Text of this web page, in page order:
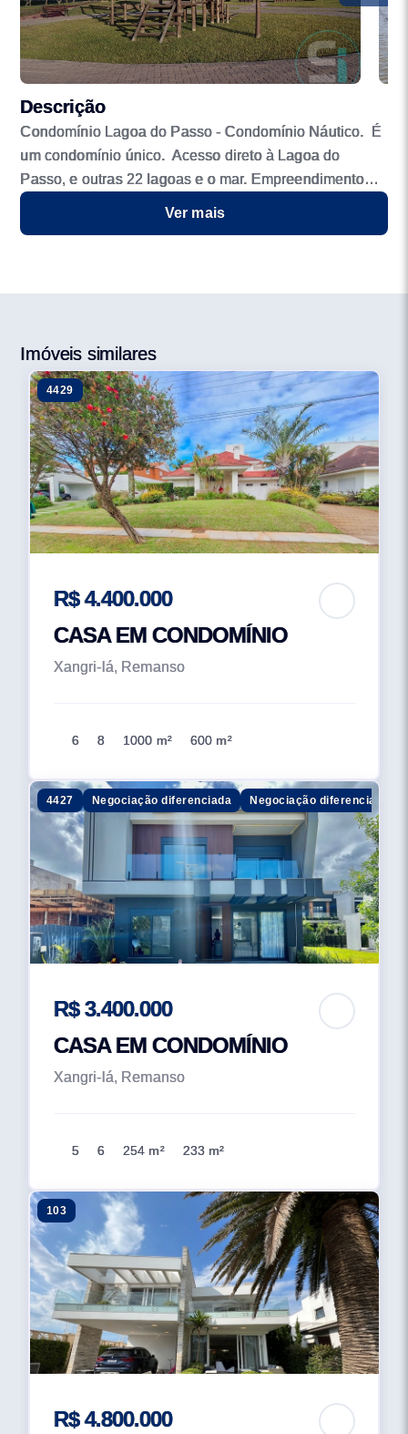
Descrição
Condomínio Lagoa do Passo - Condomínio Náutico. É
um condomínio único. Acesso direto à Lagoa do
Passo, e outras 22 lagoas e o mar. Empreendimento
ideal para a prática de esportes náuticos. Completa
infraestrutura de lazer e náutica que trazem bem-estar,
mais de 46 hectares, possui + de 300 terrenos com
Conta com essas opções -Área completa com deck -
Rampa de acesso -Trapiche flutuante -Piscina interna e
externa -Salão de festas -Churrasqueiras e vestiários -
Quadras de tênis com saibro -Quadras poliesportivas -
Campos de futebol -Pista de skate -Cancha de bocha -
Minigolfe -Salão de festas completo -Sala de jogos
-Área Kids -Piscinas externas para adultos e crianças -
Piscinas interna térmica -Saunas -Academia -Garagens
fechadas -Infraestrutura para guardar equipamentos -
Lanchas e jet skis -Lago-Ilha -Pista de caminhada
-Área de contemplação e mais 50% de área preservada
Ver mais
Imóveis similares
4429
R$ 4.400.000
CASA EM CONDOMÍNIO
Xangri-lá, Remanso
6 8 1000 m² 600 m²
4427 Negociação diferenciada Negociação diferenciada
R$ 3.400.000
CASA EM CONDOMÍNIO
Xangri-lá, Remanso
5 6 254 m² 233 m²
103
R$ 4.800.000